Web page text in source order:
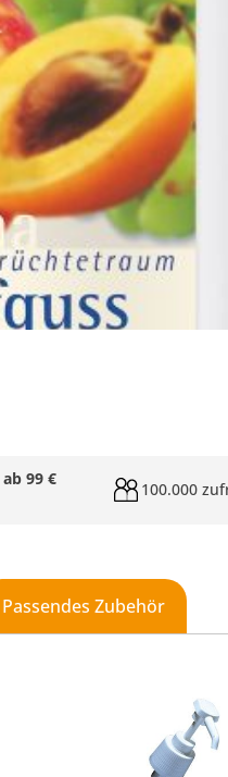
ab 99 €
100.000
Passendes Zubehör